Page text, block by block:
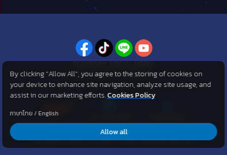
PLAYPARK SOCIAL MEDIA
ไม่พลาดทุกข่าวสารจาก PlayPark
©2007 KOG corporation . All Rights Reserved. ©2012 Asphere
Innovations Public Company Limited. All Rights Reserved.
By clicking “Allow All”, you agree to the storing of cookies on
your device to enhance site navigation, analyze site usage, and
assist in our marketing efforts.Cookies Policy
ภาษาไทย / English
Allow all